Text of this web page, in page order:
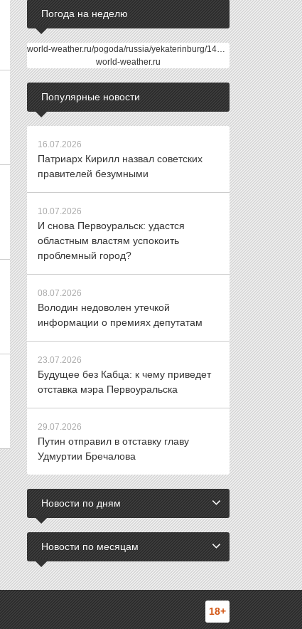
Погода на неделю
world-weather.ru/pogoda/russia/yekaterinburg/14days/
world-weather.ru
Популярные новости
16.07.2026
Патриарх Кирилл назвал советских
правителей безумными
10.07.2026
И снова Первоуральск: удастся
областным властям успокоить
проблемный город?
08.07.2026
Володин недоволен утечкой
информации о премиях депутатам
23.07.2026
Будущее без Кабца: к чему приведет
отставка мэра Первоуральска
29.07.2026
Путин отправил в отставку главу
Удмуртии Бречалова
Новости по дням
Новости по месяцам
18+